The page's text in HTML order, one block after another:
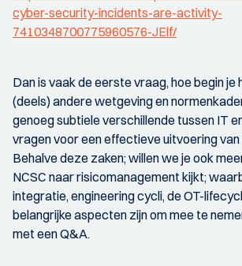
cyber-security-incidents-are-activity-
7410348700775960576-JElf/
Dan is vaak de eerste vraag, hoe begin je
(deels) andere wetgeving en
genoeg subtiele verschillende tussen IT
vragen voor een effectieve uitvoering
Behalve deze zaken; willen we je ook
NCSC naar risicomanagement kijkt;
integratie, engineering cycli, de OT-
belangrijke aspecten zijn om mee te
met een Q&A.